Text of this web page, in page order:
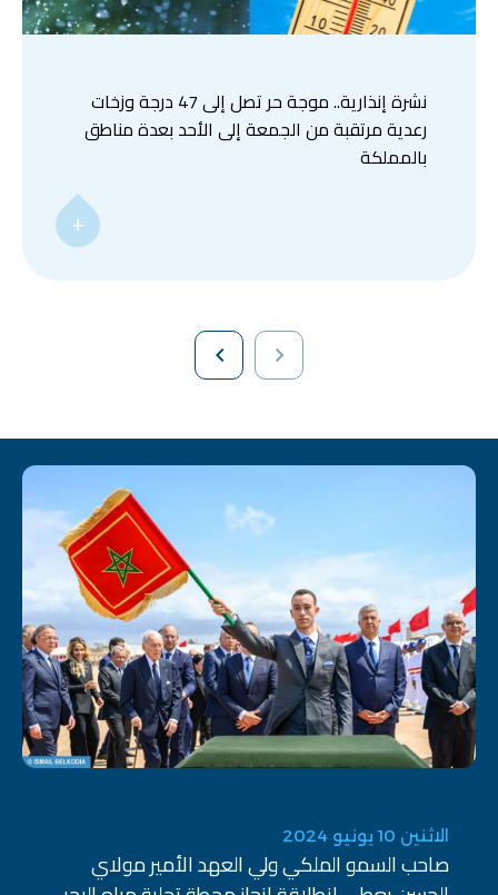
نشرة إنذارية.. موجة حر تصل إلى 47 درجة وزخات
رعدية مرتقبة من الجمعة إلى الأحد بعدة مناطق
بالمملكة
+
الاثنين 10 يونيو 2024
صاحب السمو الملكي ولي العهد الأمير مولاي